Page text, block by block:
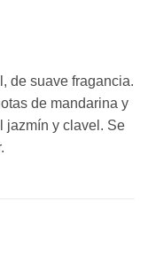
de suave fragancia.
de mandarina y
jazmín y clavel. Se